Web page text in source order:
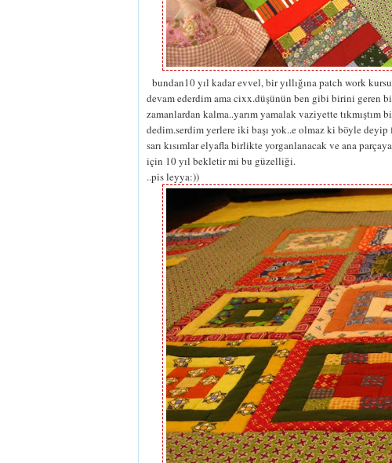
bundan10 yıl kadar evvel, bir yıllığına patch work
devam ederdim ama cixx.düşünün ben gibi birini geren
zamanlardan kalma..yarım yamalak vaziyette tıkmıştım
dedim.serdim yerlere iki başı yok..e olmaz ki böyle
sarı kısımlar elyafla birlikte yorganlanacak ve ana
için 10 yıl bekletir mi bu güzelliği.
..pis leyya:))